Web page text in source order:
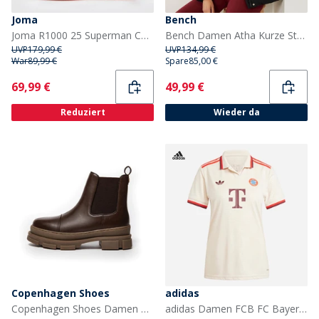
Joma
Joma R1000 25 Superman Carbon Platte Neutrale Laufschuhe Navy Blue
UVP179,99 €
War89,99 €
Current
69,99 €
Reduziert
Bench
Bench Damen Atha Kurze Steppjacke Schwarz
UVP134,99 €
Spare85,00 €
Current
49,99 €
Wieder da
Copenhagen Shoes
Copenhagen Shoes Damen Looking Like You Stiefel 847 Dunkelbraun
adidas
adidas Damen FCB FC Bayern München 24/25 Drittes Trikot Linen